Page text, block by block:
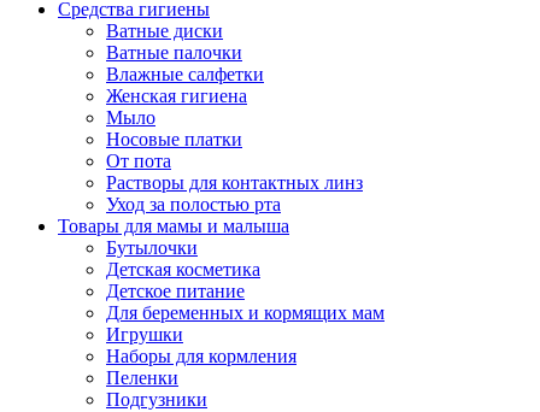
Средства гигиены
Ватные диски
Ватные палочки
Влажные салфетки
Женская гигиена
Мыло
Носовые платки
От пота
Растворы для контактных линз
Уход за полостью рта
Товары для мамы и малыша
Бутылочки
Детская косметика
Детское питание
Для беременных и кормящих мам
Игрушки
Наборы для кормления
Пеленки
Подгузники